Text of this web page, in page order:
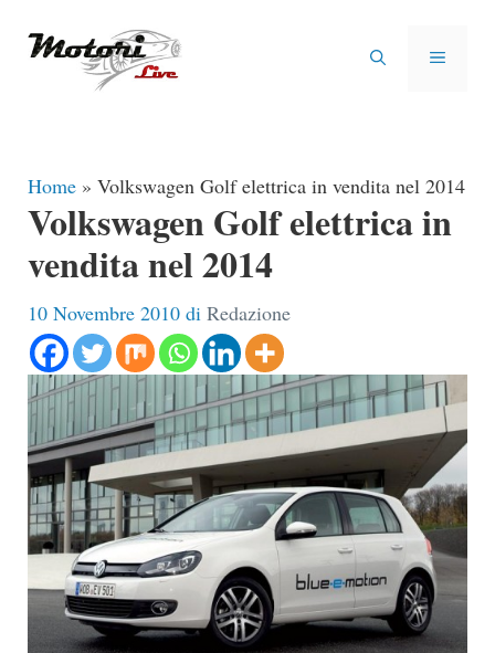
MENU
Home » Volkswagen Golf elettrica in vendita nel 2014
Volkswagen Golf elettrica in
vendita nel 2014
10 Novembre 2010 di Redazione